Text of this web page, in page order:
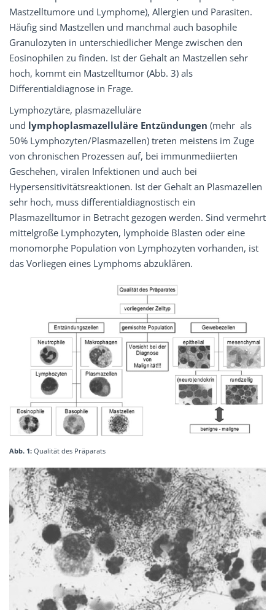
Mastzelltumore und Lymphome), Allergien und Parasiten.
Häufig sind Mastzellen und manchmal auch basophile
Granulozyten in unterschiedlicher Menge zwischen den
Eosinophilen zu finden. Ist der Gehalt an Mastzellen sehr
hoch, kommt ein Mastzelltumor (Abb. 3) als
Differentialdiagnose in Frage.
Lymphozytäre, plasmazelluläre
und lymphoplasmazelluläre Entzündungen (mehr als
50% Lymphozyten/Plasmazellen) treten meistens im Zuge
von chronischen Prozessen auf, bei immunmediierten
Geschehen, viralen Infektionen und auch bei
Hypersensitivitätsreaktionen. Ist der Gehalt an Plasmazellen
sehr hoch, muss differentialdiagnostisch ein
Plasmazelltumor in Betracht gezogen werden. Sind vermehrt
mittelgroße Lymphozyten, lymphoide Blasten oder eine
monomorphe Population von Lymphozyten vorhanden, ist
das Vorliegen eines Lymphoms abzuklären.
Abb. 1: Qualität des Präparats